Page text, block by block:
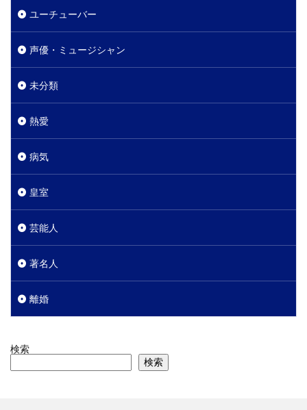
ユーチューバー
声優・ミュージシャン
未分類
熱愛
病気
皇室
芸能人
著名人
離婚
検索
検索